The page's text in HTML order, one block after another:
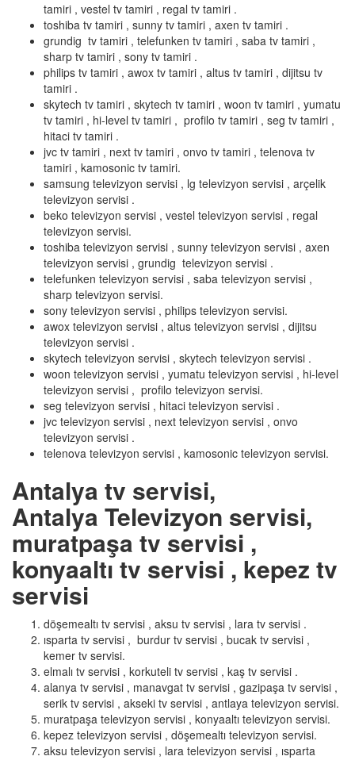
tamiri , vestel tv tamiri , regal tv tamiri .
toshiba tv tamiri , sunny tv tamiri , axen tv tamiri .
grundig tv tamiri , telefunken tv tamiri , saba tv tamiri ,
sharp tv tamiri , sony tv tamiri .
philips tv tamiri , awox tv tamiri , altus tv tamiri , dijitsu tv
tamiri .
skytech tv tamiri , skytech tv tamiri , woon tv tamiri , yumatu
tv tamiri , hi-level tv tamiri , profilo tv tamiri , seg tv tamiri ,
hitaci tv tamiri .
jvc tv tamiri , next tv tamiri , onvo tv tamiri , telenova tv
tamiri , kamosonic tv tamiri.
samsung televizyon servisi , lg televizyon servisi , arçelik
televizyon servisi .
beko televizyon servisi , vestel televizyon servisi , regal
televizyon servisi.
toshiba televizyon servisi , sunny televizyon servisi , axen
televizyon servisi , grundig televizyon servisi .
telefunken televizyon servisi , saba televizyon servisi ,
sharp televizyon servisi.
sony televizyon servisi , philips televizyon servisi.
awox televizyon servisi , altus televizyon servisi , dijitsu
televizyon servisi .
skytech televizyon servisi , skytech televizyon servisi .
woon televizyon servisi , yumatu televizyon servisi , hi-level
televizyon servisi , profilo televizyon servisi.
seg televizyon servisi , hitaci televizyon servisi .
jvc televizyon servisi , next televizyon servisi , onvo
televizyon servisi .
telenova televizyon servisi , kamosonic televizyon servisi.
Antalya tv servisi,
Antalya Televizyon servisi,
muratpaşa tv servisi ,
konyaaltı tv servisi , kepez tv
servisi
döşemealtı tv servisi , aksu tv servisi , lara tv servisi .
ısparta tv servisi , burdur tv servisi , bucak tv servisi ,
kemer tv servisi.
elmalı tv servisi , korkuteli tv servisi , kaş tv servisi .
alanya tv servisi , manavgat tv servisi , gazipaşa tv servisi ,
serik tv servisi , akseki tv servisi , antlaya televizyon servisi.
muratpaşa televizyon servisi , konyaaltı televizyon servisi.
kepez televizyon servisi , döşemealtı televizyon servisi.
aksu televizyon servisi , lara televizyon servisi , ısparta